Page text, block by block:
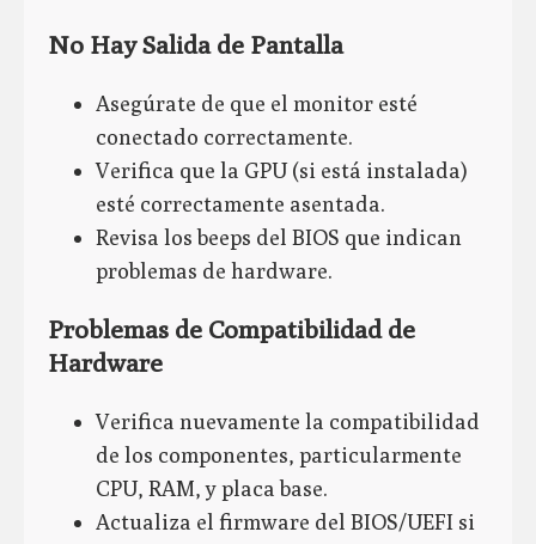
No Hay Salida de Pantalla
Asegúrate de que el monitor esté
conectado correctamente.
Verifica que la GPU (si está instalada)
esté correctamente asentada.
Revisa los beeps del BIOS que indican
problemas de hardware.
Problemas de Compatibilidad de
Hardware
Verifica nuevamente la compatibilidad
de los componentes, particularmente
CPU, RAM, y placa base.
Actualiza el firmware del BIOS/UEFI si